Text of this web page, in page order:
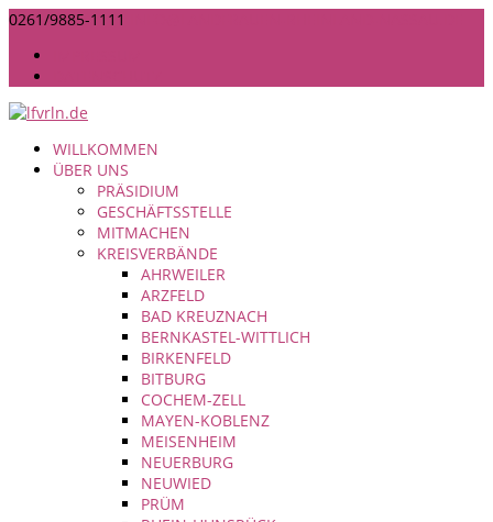
0261/9885-1111
WILLKOMMEN
ÜBER UNS
PRÄSIDIUM
GESCHÄFTSSTELLE
MITMACHEN
KREISVERBÄNDE
AHRWEILER
ARZFELD
BAD KREUZNACH
BERNKASTEL-WITTLICH
BIRKENFELD
BITBURG
COCHEM-ZELL
MAYEN-KOBLENZ
MEISENHEIM
NEUERBURG
NEUWIED
PRÜM